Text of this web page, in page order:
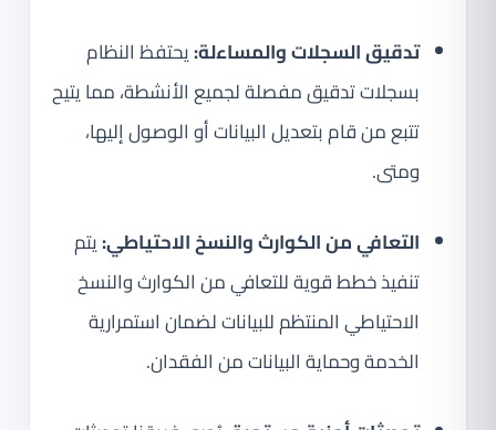
تدقيق السجلات والمساءلة:يحتفظ النظام
بسجلات تدقيق مفصلة لجميع الأنشطة، مما يتيح
تتبع من قام بتعديل البيانات أو الوصول إليها،
ومتى.
التعافي من الكوارث والنسخ الاحتياطي:يتم
تنفيذ خطط قوية للتعافي من الكوارث والنسخ
الاحتياطي المنتظم للبيانات لضمان استمرارية
الخدمة وحماية البيانات من الفقدان.